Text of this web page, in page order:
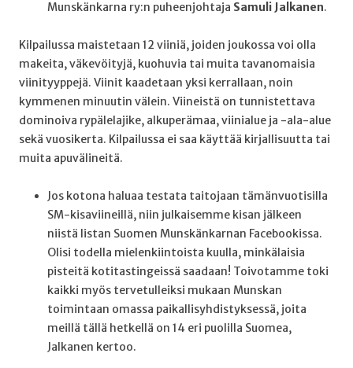
Munskänkarna ry:n puheenjohtaja Samuli Jalkanen.
Kilpailussa maistetaan 12 viiniä, joiden joukossa voi olla
makeita, väkevöityjä, kuohuvia tai muita tavanomaisia
viinityyppejä. Viinit kaadetaan yksi kerrallaan, noin
kymmenen minuutin välein. Viineistä on tunnistettava
dominoiva rypälelajike, alkuperämaa, viinialue ja -ala-alue
sekä vuosikerta. Kilpailussa ei saa käyttää kirjallisuutta tai
muita apuvälineitä.
Jos kotona haluaa testata taitojaan tämänvuotisilla
SM-kisaviineillä, niin julkaisemme kisan jälkeen
niistä listan Suomen Munskänkarnan Facebookissa.
Olisi todella mielenkiintoista kuulla, minkälaisia
pisteitä kotitastingeissä saadaan! Toivotamme toki
kaikki myös tervetulleiksi mukaan Munskan
toimintaan omassa paikallisyhdistyksessä, joita
meillä tällä hetkellä on 14 eri puolilla Suomea,
Jalkanen kertoo.